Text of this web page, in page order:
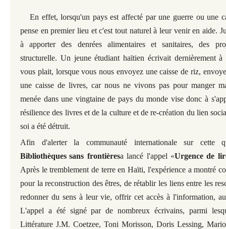
En effet, lorsqu'un pays est affecté par une guerre ou une
pense en premier lieu et c'est tout naturel à leur venir en aide.
à apporter des denrées alimentaires et sanitaires, des
structurelle. Un jeune étudiant haïtien écrivait dernièrement
vous plait, lorsque vous nous envoyez une caisse de riz,
une caisse de livres, car nous ne vivons pas pour manger
menée dans une vingtaine de pays du monde vise donc à
résilience des livres et de la culture et de re-création du lien
soi a été détruit.
Afin d'alerter la communauté internationale sur cette
Bibliothèques sans frontièresa lancé l'appel «Urgence de
Après le tremblement de terre en Haïti, l'expérience a montré
pour la reconstruction des êtres, de rétablir les liens entre les
redonner du sens à leur vie, offrir cet accès à l'information,
L'appel a été signé par de nombreux écrivains, parmi
Littérature J.M. Coetzee, Toni Morisson, Doris Lessing,